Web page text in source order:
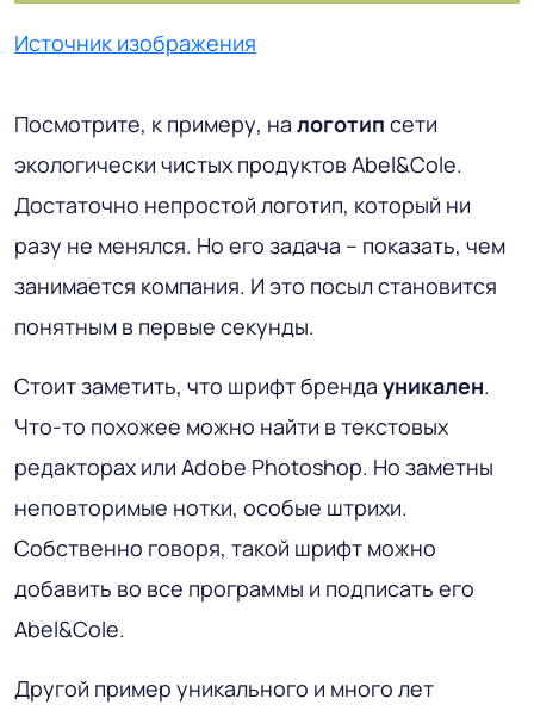
Источник изображения
Посмотрите, к примеру, на логотип сети
экологически чистых продуктов Abel&Cole.
Достаточно непростой логотип, который ни
разу не менялся. Но его задача – показать, чем
занимается компания. И это посыл становится
понятным в первые секунды.
Стоит заметить, что шрифт бренда уникален.
Что-то похожее можно найти в текстовых
редакторах или Adobe Photoshop. Но заметны
неповторимые нотки, особые штрихи.
Собственно говоря, такой шрифт можно
добавить во все программы и подписать его
Abel&Cole.
Другой пример уникального и много лет